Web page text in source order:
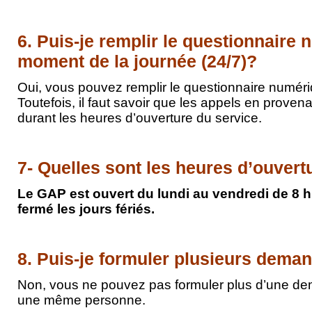
6. Puis-je remplir le questionnaire
moment de la journée (24/7)?
Oui, vous pouvez remplir le questionnaire
Toutefois, il faut savoir que les appels en
durant les heures d’ouverture du service.
7- Quelles sont les heures
Le GAP est ouvert du lundi au vendredi de 8
fermé les jours fériés.
8. Puis-je formuler plusieurs
Non, vous ne pouvez pas formuler plus d’une
une même personne.